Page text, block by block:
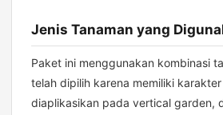
Jenis Tanaman yang
Paket ini menggunakan kombinasi
telah dipilih karena memiliki
diaplikasikan pada vertical garden,